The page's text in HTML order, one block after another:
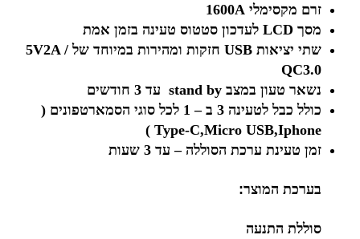
זרם מקסימלי 1600A
מסך LCD לעדכון סטטוס טעינה בזמן אמת
שתי יציאות USB חזקות ומהירות במיוחד של 5V2A /
QC3.0
נשאר טעון במצב stand by עד 3 חודשים
כולל כבל לטעינה 3 ב – 1 לכל סוגי הסמארטפונים (
Type-C,Micro USB,Iphone )
זמן טעינת ערכת הסוללה – עד 3 שעות
בערכת המוצר:
סוללת התנעה